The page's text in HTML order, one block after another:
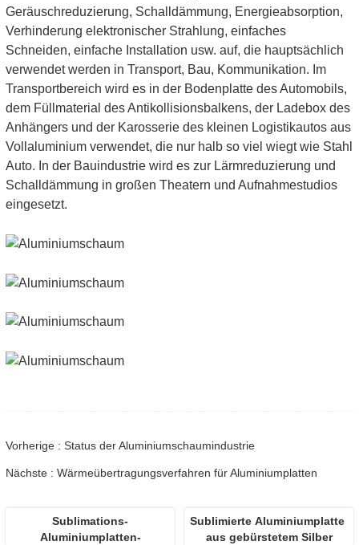
Geräuschreduzierung, Schalldämmung, Energieabsorption,
Verhinderung elektronischer Strahlung, einfaches
Schneiden, einfache Installation usw. auf, die hauptsächlich
verwendet werden in Transport, Bau, Kommunikation. Im
Transportbereich wird es in der Bodenplatte des Automobils,
dem Füllmaterial des Antikollisionsbalkens, der Ladebox des
Anhängers und der Karosserie des kleinen Logistikautos aus
Vollaluminium verwendet, die nur halb so viel wiegt wie Stahl
Auto. In der Bauindustrie wird es zur Lärmreduzierung und
Schalldämmung in großen Theatern und Aufnahmestudios
eingesetzt.
Vorherige : Status der Aluminiumschaumindustrie
Nächste : Wärmeübertragungsverfahren für Aluminiumplatten
Sublimations-
Aluminiumplatten-
Sublimierte Aluminiumplatte
aus gebürstetem Silber